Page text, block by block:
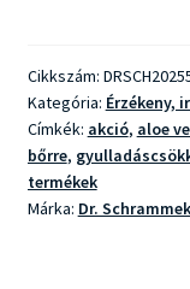
mennyiség
Cikkszám:
Kategória: Érzékeny,
Címkék: akció, aloe
bőrre,
termékek
Márka: Dr. Schrammek